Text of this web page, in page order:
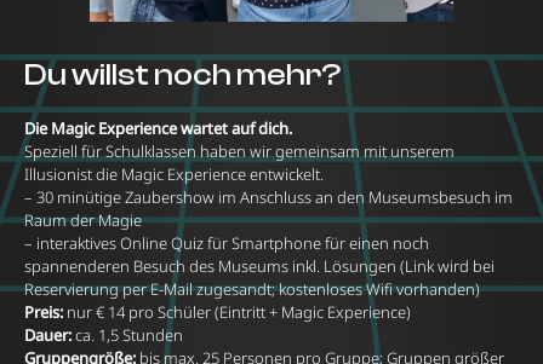
Du willst noch mehr?
Die Magic Experience wartet auf dich.
Speziell für Schulklassen haben wir gemeinsam mit unserem
Illusionist die Magic Experience entwickelt.
– 30 minütige Zaubershow im Anschluss an den Museumsbesuch im
Raum der Magie
– interaktives Online Quiz für Smartphone für einen noch
spannenderen Besuch des Museums inkl. Lösungen (Link wird bei
Reservierung per E-Mail zugesandt; kostenloses Wifi vorhanden)
Preis: nur € 14 pro Schüler (Eintritt + Magic Experience)
Dauer:ca. 1,5 Stunden
Gruppengröße: bis max. 25 Personen pro Gruppe; Gruppen größer